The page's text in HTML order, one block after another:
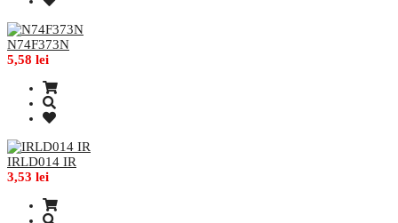
N74F373N
5,58 lei
IRLD014 IR
3,53 lei